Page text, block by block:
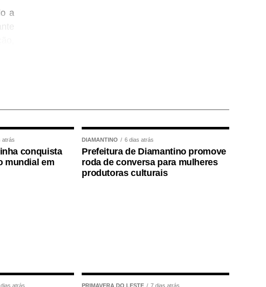
a
atrás
conquista
mundial em
DIAMANTINO 6 dias atrás
Prefeitura de Diamantino promove
roda de conversa para mulheres
produtoras culturais
atrás PRIMAVERA DO LESTE 7 dias atrás